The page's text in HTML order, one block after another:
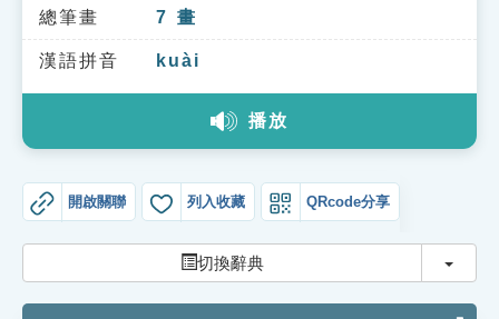
單字索引
生命大百科索引
教學應用
總筆畫 7 畫
漢語拼音 kuài
播放
開啟關聯 列入收藏 QRcode分享
切換辭典 切換